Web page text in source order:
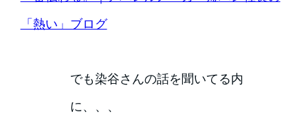
「熱い」ブログ
でも染谷さんの話を聞いてる内
に、、、